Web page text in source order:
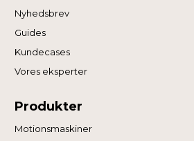
Nyhedsbrev
Guides
Kundecases
Vores eksperter
Produkter
Motionsmaskiner